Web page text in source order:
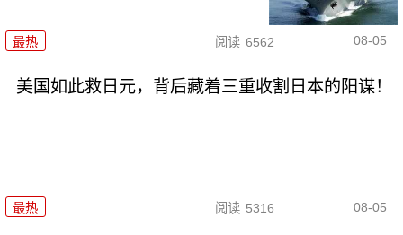
最热 阅读 6562 08-05
美国如此救日元，背后藏着三重收割日本的阳谋！
最热 阅读 5316 08-05